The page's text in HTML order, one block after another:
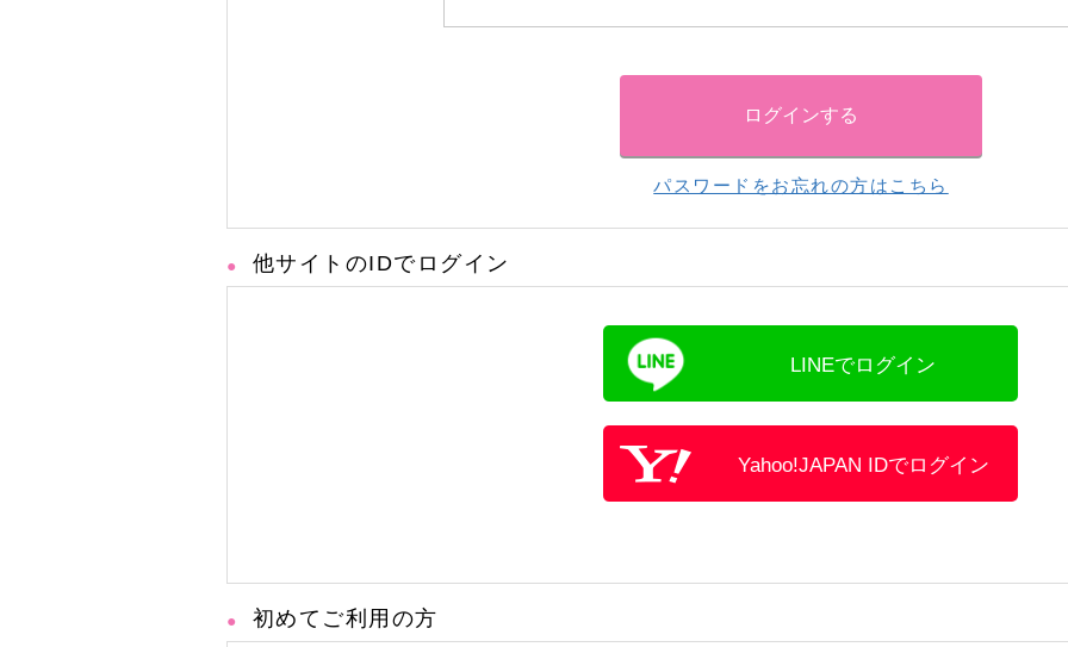
パスワードをお忘れの方はこちら
他サイトのIDでログイン
LINEでログイン
Yahoo!JAPAN IDでログイン
初めてご利用の方